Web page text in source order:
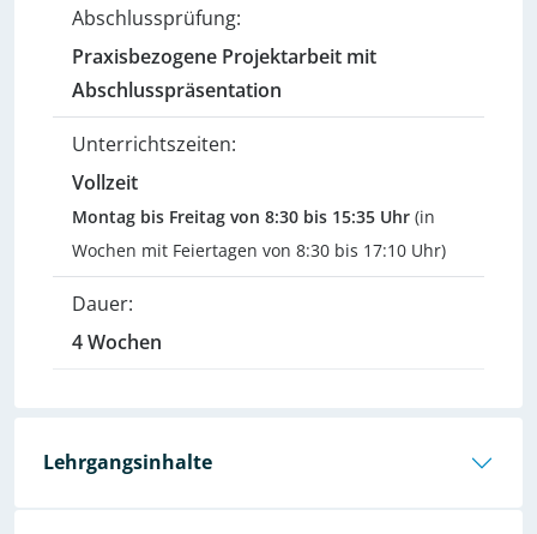
Abschlussprüfung:
Praxisbezogene Projektarbeit mit
Abschlusspräsentation
Unterrichtszeiten:
Vollzeit
Montag bis Freitag von 8:30 bis 15:35 Uhr (in
Wochen mit Feiertagen von 8:30 bis 17:10 Uhr)
Dauer:
4 Wochen
Lehrgangsinhalte